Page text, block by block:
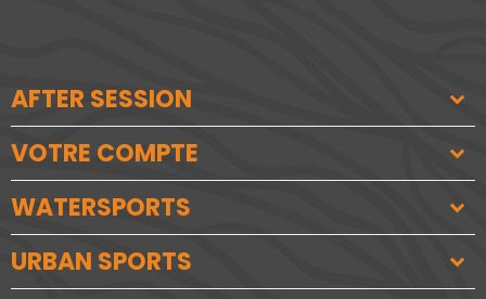
AFTER SESSION
VOTRE COMPTE
WATERSPORTS
URBAN SPORTS